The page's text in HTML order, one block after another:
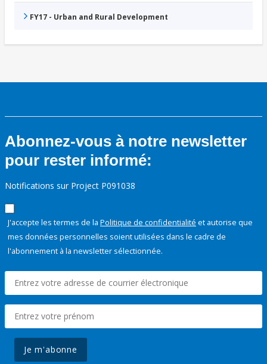
FY17 - Urban and Rural Development
Abonnez-vous à notre newsletter
pour rester informé:
Notifications sur Project P091038
J'accepte les termes de la Politique de confidentialité et autorise que
mes données personnelles soient utilisées dans le cadre de
l'abonnement à la newsletter sélectionnée.
Je m'abonne